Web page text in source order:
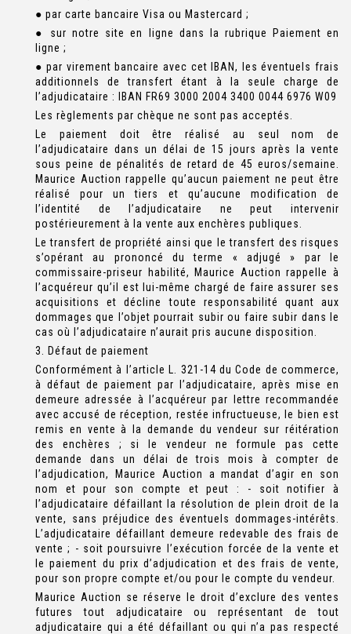
● par carte bancaire Visa ou Mastercard ;
● sur notre site en ligne dans la rubrique Paiement en
ligne ;
● par virement bancaire avec cet IBAN, les éventuels frais
additionnels de transfert étant à la seule charge de
l’adjudicataire : IBAN FR69 3000 2004 3400 0044 6976 W09
Les règlements par chèque ne sont pas acceptés.
Le paiement doit être réalisé au seul nom de
l’adjudicataire dans un délai de 15 jours après la vente
sous peine de pénalités de retard de 45 euros/semaine.
Maurice Auction rappelle qu’aucun paiement ne peut être
réalisé pour un tiers et qu’aucune modification de
l’identité de l’adjudicataire ne peut intervenir
postérieurement à la vente aux enchères publiques.
Le transfert de propriété ainsi que le transfert des risques
s’opérant au prononcé du terme « adjugé » par le
commissaire-priseur habilité, Maurice Auction rappelle à
l’acquéreur qu’il est lui-même chargé de faire assurer ses
acquisitions et décline toute responsabilité quant aux
dommages que l’objet pourrait subir ou faire subir dans le
cas où l’adjudicataire n’aurait pris aucune disposition.
3. Défaut de paiement
Conformément à l’article L. 321-14 du Code de commerce,
à défaut de paiement par l’adjudicataire, après mise en
demeure adressée à l’acquéreur par lettre recommandée
avec accusé de réception, restée infructueuse, le bien est
remis en vente à la demande du vendeur sur réitération
des enchères ; si le vendeur ne formule pas cette
demande dans un délai de trois mois à compter de
l’adjudication, Maurice Auction a mandat d’agir en son
nom et pour son compte et peut : - soit notifier à
l’adjudicataire défaillant la résolution de plein droit de la
vente, sans préjudice des éventuels dommages-intérêts.
L’adjudicataire défaillant demeure redevable des frais de
vente ; - soit poursuivre l’exécution forcée de la vente et
le paiement du prix d’adjudication et des frais de vente,
pour son propre compte et/ou pour le compte du vendeur.
Maurice Auction se réserve le droit d’exclure des ventes
futures tout adjudicataire ou représentant de tout
adjudicataire qui a été défaillant ou qui n’a pas respecté